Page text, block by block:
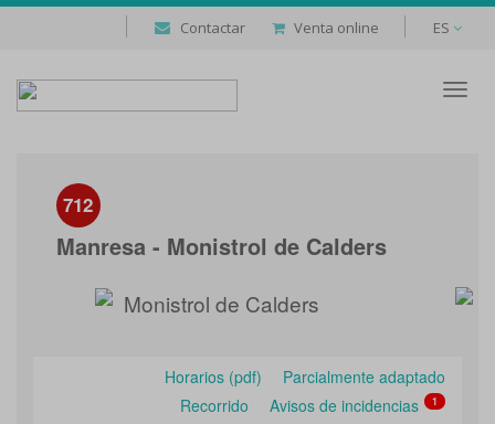
Contactar Venta online ES
712
Manresa - Monistrol de Calders
Monistrol de Calders
Parcialmente adaptado
Horarios (pdf)
1
Avisos de incidencias
Recorrido